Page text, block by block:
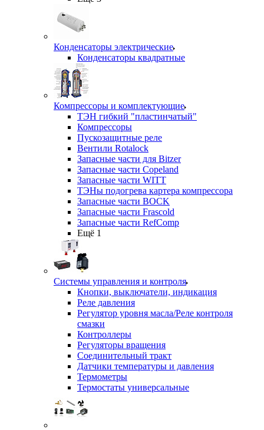
Конденсаторы электрические
Конденсаторы квадратные
Компрессоры и комплектующие
ТЭН гибкий "пластинчатый"
Компрессоры
Пускозащитные реле
Вентили Rotalock
Запасные части для Bitzer
Запасные части Copeland
Запасные части WITT
ТЭНы подогрева картера компрессора
Запасные части BOCK
Запасные части Frascold
Запасные части RefComp
Ещё 1
Системы управления и контроля
Кнопки, выключатели, индикация
Реле давления
Регулятор уровня масла/Реле контроля
смазки
Контроллеры
Регуляторы вращения
Соединительный тракт
Датчики температуры и давления
Термометры
Термостаты универсальные